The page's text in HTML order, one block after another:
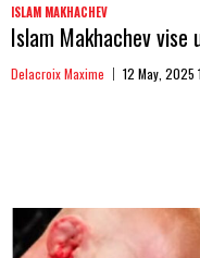
ISLAM MAKHACHEV
Islam Makhachev vise
Delacroix Maxime 12 May, 2025